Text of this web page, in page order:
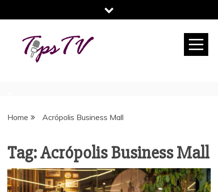
to
Home Acrópolis Business Mall
Tag:Acrópolis Business Mall